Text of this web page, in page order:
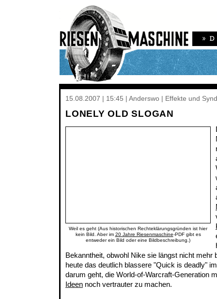
15.08.2007 | 15:45 | Anderswo | Effekte und
LONELY OLD SLOGAN
Weil es geht (Aus historischen Rechteklärungsgründen ist hier
kein Bild. Aber im 20 Jahre Riesenmaschine-PDF gibt es
entweder ein Bild oder eine Bildbeschreibung.)
Bekanntheit, obwohl Nike sie längst nicht mehr
heute das deutlich blassere "Quick is deadly"
darum geht, die World-of-Warcraft-Generation
Ideen noch vertrauter zu machen.